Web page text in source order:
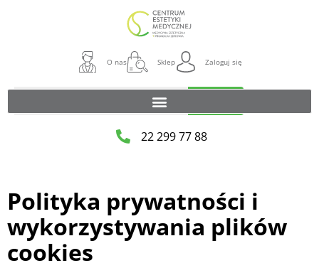
O nas Sklep Zaloguj się
22 299 77 88
Polityka prywatności i
wykorzystywania plików
cookies